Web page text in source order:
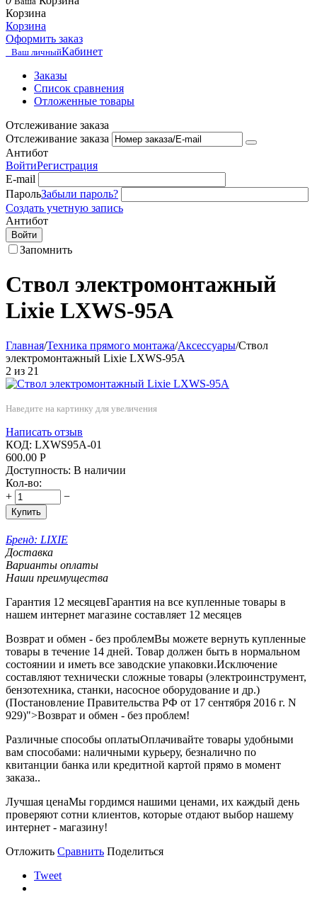
Корзина
Корзина
Оформить заказ
Ваш личныйКабинет
Заказы
Список сравнения
Отложенные товары
Отслеживание заказа
Отслеживание заказа
Антибот
ВойтиРегистрация
E-mail
ПарольЗабыли пароль?
Создать учетную запись
Антибот
Войти
Запомнить
Cтвол электромонтажный
Lixie LXWS-95A
Главная/Техника прямого монтажа/Аксессуары/Cтвол
электромонтажный Lixie LXWS-95A
2 из 21
Наведите на картинку для увеличения
Написать отзыв
КОД: LXWS95А-01
600.00 Р
Доступность: В наличии
Кол-во:
+
−
Купить
Бренд: LIXIE
Доставка
Варианты оплаты
Наши преимущества
Гарантия 12 месяцевГарантия на все купленные товары в
нашем интернет магазине составляет 12 месяцев
Возврат и обмен - без проблемВы можете вернуть купленные
товары в течение 14 дней. Товар должен быть в нормальном
состоянии и иметь все заводские упаковки.Исключение
составляют технически сложные товары (электроинструмент,
бензотехника, станки, насосное оборудование и др.)
(Постановление Правительства РФ от 17 сентября 2016 г. N
929)">Возврат и обмен - без проблем!
Различные способы оплатыОплачивайте товары удобными
вам способами: наличными курьеру, безналично по
квитанции банка или кредитной картой прямо в момент
заказа..
Лучшая ценаМы гордимся нашими ценами, их каждый день
проверяют сотни клиентов, которые отдают выбор нашему
интернет - магазину!
Отложить Сравнить Поделиться
Tweet